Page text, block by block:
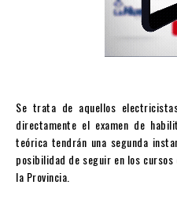
Se trata de aquellos
directamente el examen de
teórica tendrán una segunda
posibilidad de seguir en los
la Provincia.